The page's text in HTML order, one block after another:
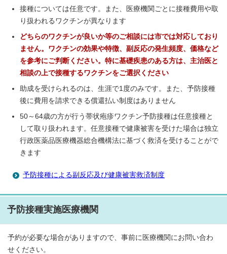
接種については任意です。また、医療機関ごとに接種費用や取
り扱われるワクチンが異なります
どちらのワクチンが良いか等のご相談には市では対応しており
ません。ワクチンの効果や特徴、副反応の発生頻度、価格など
を参考にご判断ください。特に基礎疾患のある方は、主治医と
相談の上で接種するワクチンをご選択ください
助成を受けられるのは、生涯で1度のみです。また、予防接種
後に費用を請求できる償還払い制度はありません
50～64歳の方が行う帯状疱疹ワクチン予防接種は任意接種と
して取り扱われます。任意接種で健康被害を受けた場合は独立
行政医薬品医療機器総合機構法に基づく救済を受けることがで
きます
予防接種による副反応及び健康被害救済制度
予防接種実施医療機関
予約が必要な場合がありますので、事前に医療機関にお問い合わ
せください。